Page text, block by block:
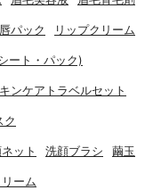
唇パック リップクリーム
ート・パック)
ンケアトラベルセット
ク
ット 洗顔ブラシ 繭玉
ーム